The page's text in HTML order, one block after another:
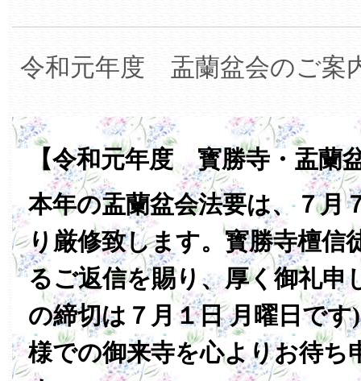
令和元年度 盂蘭盆会のご案
【令和元年度 寳勝寺・盂
本年の盂蘭盆会法要は、７
り厳修致します。寳勝寺檀信
るご返信を賜り、厚く御礼申
の締切は７月１日 月曜日で
様での御来寺を心よりお待ち